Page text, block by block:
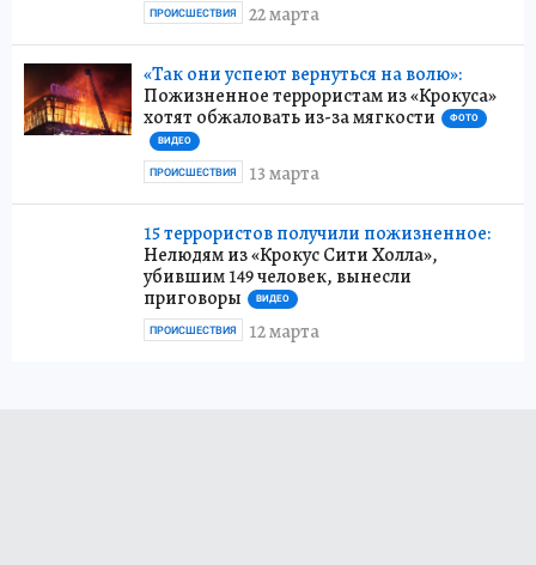
22 марта
ПРОИСШЕСТВИЯ
«Так они успеют вернуться на волю»:
Пожизненное террористам из «Крокуса»
хотят обжаловать из-за мягкости
ФОТО
ВИДЕО
13 марта
ПРОИСШЕСТВИЯ
15 террористов получили пожизненное:
Нелюдям из «Крокус Сити Холла»,
убившим 149 человек, вынесли
приговоры
ВИДЕО
12 марта
ПРОИСШЕСТВИЯ